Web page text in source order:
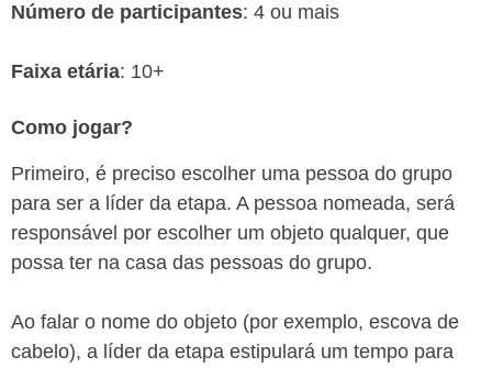
Número de participantes: 4 ou mais
Faixa etária: 10+
Como jogar?
Primeiro, é preciso escolher uma pessoa do grupo
para ser a líder da etapa. A pessoa nomeada, será
responsável por escolher um objeto qualquer, que
possa ter na casa das pessoas do grupo.
Ao falar o nome do objeto (por exemplo, escova de
cabelo), a líder da etapa estipulará um tempo para